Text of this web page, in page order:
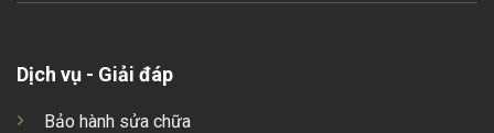
Dịch vụ - Giải đáp
Bảo hành sửa chữa